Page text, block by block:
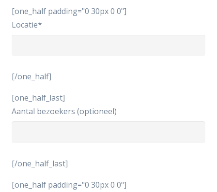
[one_half padding="0 30px 0 0"]
Locatie*
[/one_half]
[one_half_last]
Aantal bezoekers (optioneel)
[/one_half_last]
[one_half padding="0 30px 0 0"]